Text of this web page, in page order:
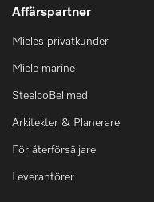
Affärspartner
Mieles privatkunder
Miele marine
SteelcoBelimed
Arkitekter & Planerare
För återförsäljare
Leverantörer